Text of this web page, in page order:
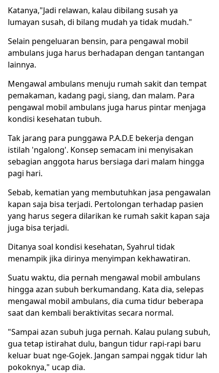
Katanya,"Jadi relawan, kalau dibilang susah ya
lumayan susah, di bilang mudah ya tidak mudah."
Selain pengeluaran bensin, para pengawal mobil
ambulans juga harus berhadapan dengan tantangan
lainnya.
Mengawal ambulans menuju rumah sakit dan tempat
pemakaman, kadang pagi, siang, dan malam. Para
pengawal mobil ambulans juga harus pintar menjaga
kondisi kesehatan tubuh.
Tak jarang para punggawa P.A.D.E bekerja dengan
istilah 'ngalong'. Konsep semacam ini menyisakan
sebagian anggota harus bersiaga dari malam hingga
pagi hari.
Sebab, kematian yang membutuhkan jasa pengawalan
kapan saja bisa terjadi. Pertolongan terhadap pasien
yang harus segera dilarikan ke rumah sakit kapan saja
juga bisa terjadi.
Ditanya soal kondisi kesehatan, Syahrul tidak
menampik jika dirinya menyimpan kekhawatiran.
Suatu waktu, dia pernah mengawal mobil ambulans
hingga azan subuh berkumandang. Kata dia, selepas
mengawal mobil ambulans, dia cuma tidur beberapa
saat dan kembali beraktivitas secara normal.
"Sampai azan subuh juga pernah. Kalau pulang subuh,
gua tetap istirahat dulu, bangun tidur rapi-rapi baru
keluar buat nge-Gojek. Jangan sampai nggak tidur lah
pokoknya," ucap dia.